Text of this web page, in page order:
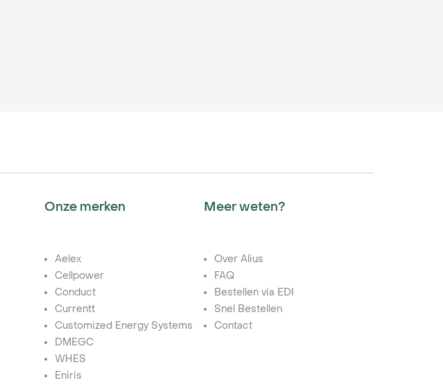
Onze merken
Aelex
Cellpower
Conduct
Currentt
Customized Energy Systems
DMEGC
WHES
Eniris
Meer weten?
Over Alius
FAQ
Bestellen via EDI
Snel Bestellen
Contact